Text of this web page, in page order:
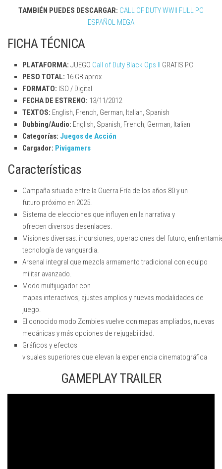
TAMBIÉN PUEDES DESCARGAR: CALL OF DUTY WWII FULL PC
ESPAÑOL MEGA
FICHA TÉCNICA
PLATAFORMA: JUEGO Call of Duty Black Ops II GRATIS PC
PESO TOTAL: 16 GB aprox.
FORMATO: ISO / Digital
FECHA DE ESTRENO: 13/11/2012
TEXTOS: English, French, German, Italian, Spanish
Dubbing/Audio: English, Spanish, French, German, Italian
Categorías: Juegos de Acción
Cargador: Pivigamers
Características
Campaña situada entre la Guerra Fría de los años 80 y un
futuro próximo en 2025.
Sistema de elecciones que influyen en la narrativa y
ofrecen diversos desenlaces.
Misiones diversas: incursiones, operaciones del futuro,
tecnología de vanguardia.
Arsenal integral que mezcla armamento tradicional con equipo
militar avanzado.
Modo multijugador con
mapas interactivos, ajustes amplios y nuevas modalidades de
juego.
El conocido modo Zombies vuelve con mapas ampliados, nuevas
mecánicas y más opciones de rejugabilidad.
Gráficos y efectos
visuales superiores que elevan la experiencia cinematográfica
GAMEPLAY TRAILER